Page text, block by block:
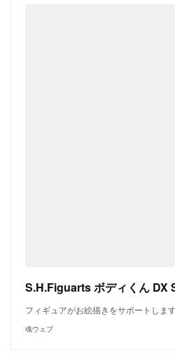
フィギュアがお絵描きをサポートしま
魂ウェブ